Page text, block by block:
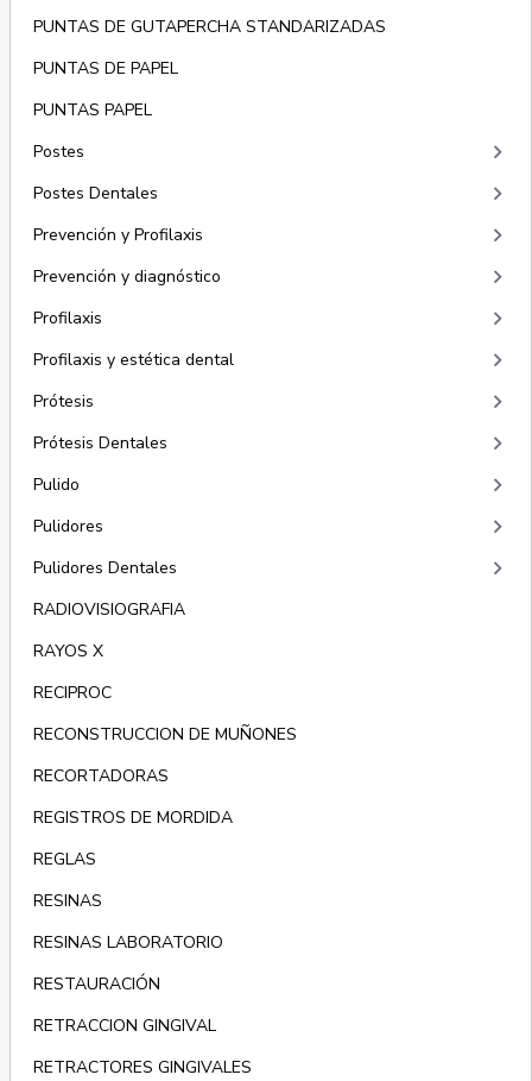
PUNTAS DE GUTAPERCHA STANDARIZADAS
PUNTAS DE PAPEL
PUNTAS PAPEL
Postes
keyboard_arrow_right
Postes Dentales keyboard_arrow_right
Prevención y Profilaxis keyboard_arrow_right
Prevención y diagnóstico keyboard_arrow_right
Profilaxis keyboard_arrow_right
Profilaxis y estética dental keyboard_arrow_right
Prótesis keyboard_arrow_right
Prótesis Dentales keyboard_arrow_right
Pulido keyboard_arrow_right
Pulidores keyboard_arrow_right
Pulidores Dentales keyboard_arrow_right
RADIOVISIOGRAFIA
RAYOS X
RECIPROC
RECONSTRUCCION DE MUÑONES
RECORTADORAS
REGISTROS DE MORDIDA
REGLAS
RESINAS
RESINAS LABORATORIO
RESTAURACIÓN
RETRACCION GINGIVAL
RETRACTORES GINGIVALES